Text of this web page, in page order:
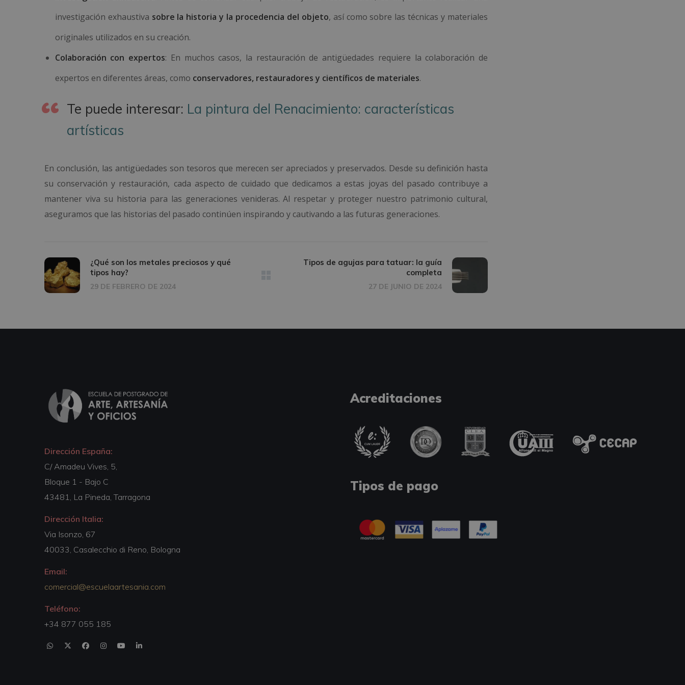
investigación exhaustiva sobre la historia y la procedencia del objeto, así como sobre las técnicas y materiales
originales utilizados en su creación.
Colaboración con expertos: En muchos casos, la restauración de antigüedades requiere la colaboración de
expertos en diferentes áreas, como conservadores, restauradores y científicos de materiales.
Te puede interesar: La pintura del Renacimiento: características
artísticas
En conclusión, las antigüedades son tesoros que merecen ser apreciados y preservados. Desde su definición hasta
su conservación y restauración, cada aspecto de cuidado que dedicamos a estas joyas del pasado contribuye a
mantener viva su historia para las generaciones venideras. Al respetar y proteger nuestro patrimonio cultural,
aseguramos que las historias del pasado continúen inspirando y cautivando a las futuras generaciones.
¿Qué son los metales preciosos y qué
tipos hay?
29 DE FEBRERO DE 2024
Tipos de agujas para tatuar: la guía
completa
27 DE JUNIO DE 2024
Dirección España:
C/ Amadeu Vives, 5,
Bloque 1 - Bajo C
43481, La Pineda, Tarragona
Dirección Italia:
Via Isonzo, 67
40033, Casalecchio di Reno, Bologna
Email:
comercial@escuelaartesania.com
Teléfono:
+34 877 055 185
Acreditaciones
Tipos de pago